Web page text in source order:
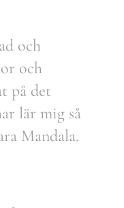
och
och
på det
lär mig så
Mandala.